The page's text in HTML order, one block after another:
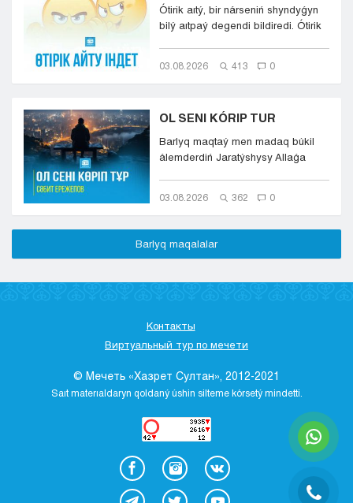
Ótirik aıtý, bir nárseniń shyndyǵyn
bilý aıtpaý degendi bildiredi. Ótirik
03.08.2026 413 0
OL SENI KÓRIP TUR
Barlyq maqtaý men madaq búkil
álemderdiń Jaratýshysy Allaǵa
03.08.2026 362 0
Barlyq maqalalar
Контакты
Виртуальный тур по мечети
© Мечеть «Хазрет Султан», 2012-2021
Saıt materıaldaryn qoldaný úshіn sіlteme kórsetý mіndettі.